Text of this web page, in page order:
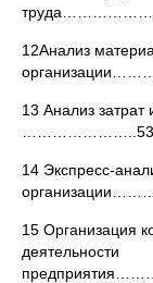
12Анализ
13 Анализ затрат
…………………..53
14 Экспресс-
15 Организация
деятельности